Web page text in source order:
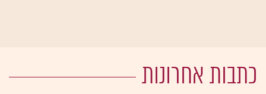
כתבות אחרונות